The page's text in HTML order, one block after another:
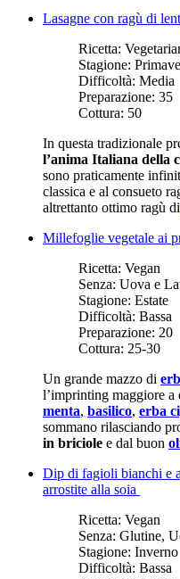
Lasagne con ragù di
Ricetta:
Stagione:
Difficoltà: Media
Preparazione: 35
Cottura: 50
In questa tradizionale
l’anima Italiana della
sono praticamente
classica e al consueto
altrettanto ottimo ragù di
Millefoglie vegetale ai
Ricetta: Vegan
Senza: Uova e
Stagione: Estate
Difficoltà: Bassa
Preparazione: 20
Cottura: 25-30
Un grande mazzo di
l’imprinting maggiore
menta, basilico, erba
sommano rilasciando
in briciole e dal buon
Dip di fagioli bianchi e
arrostite alla soia
Ricetta: Vegan
Senza: Glutine,
Stagione: Inverno
Difficoltà: Bassa